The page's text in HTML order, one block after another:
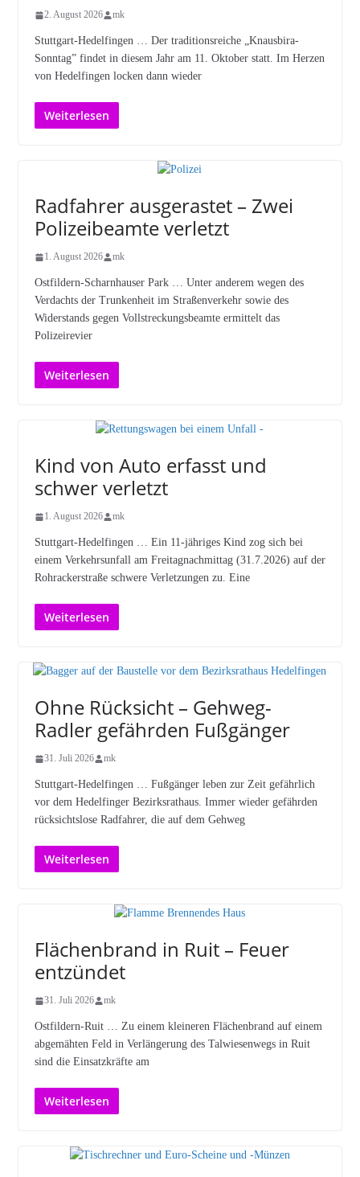
2. August 2026 mk
Stuttgart-Hedelfingen … Der traditionsreiche „Knausbira-
Sonntag” findet in diesem Jahr am 11. Oktober statt. Im Herzen
von Hedelfingen locken dann wieder
Weiterlesen
Radfahrer ausgerastet – Zwei
Polizeibeamte verletzt
1. August 2026 mk
Ostfildern-Scharnhauser Park … Unter anderem wegen des
Verdachts der Trunkenheit im Straßenverkehr sowie des
Widerstands gegen Vollstreckungsbeamte ermittelt das
Polizeirevier
Weiterlesen
Kind von Auto erfasst und
schwer verletzt
1. August 2026 mk
Stuttgart-Hedelfingen … Ein 11-jähriges Kind zog sich bei
einem Verkehrsunfall am Freitagnachmittag (31.7.2026) auf der
Rohrackerstraße schwere Verletzungen zu. Eine
Weiterlesen
Ohne Rücksicht – Gehweg-
Radler gefährden Fußgänger
31. Juli 2026 mk
Stuttgart-Hedelfingen … Fußgänger leben zur Zeit gefährlich
vor dem Hedelfinger Bezirksrathaus. Immer wieder gefährden
rücksichtslose Radfahrer, die auf dem Gehweg
Weiterlesen
Flächenbrand in Ruit – Feuer
entzündet
31. Juli 2026 mk
Ostfildern-Ruit … Zu einem kleineren Flächenbrand auf einem
abgemähten Feld in Verlängerung des Talwiesenwegs in Ruit
sind die Einsatzkräfte am
Weiterlesen